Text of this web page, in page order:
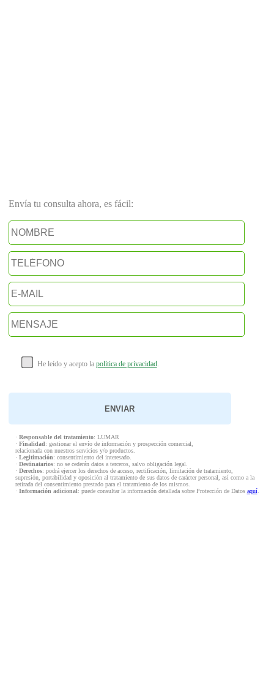
Envía tu consulta ahora, es fácil:
He leído y acepto la política de privacidad.
· Responsable del tratamiento: LUMAR
· Finalidad: gestionar el envío de información y prospección comercial,
relacionada con nuestros servicios y/o productos.
· Legitimación: consentimiento del interesado.
· Destinatarios: no se cederán datos a terceros, salvo obligación legal.
· Derechos: podrá ejercer los derechos de acceso, rectificación, limitación de tratamiento,
supresión, portabilidad y oposición al tratamiento de sus datos de carácter personal, así como a la
retirada del consentimiento prestado para el tratamiento de los mismos.
· Información adicional: puede consultar la información detallada sobre Protección de Datos aquí.